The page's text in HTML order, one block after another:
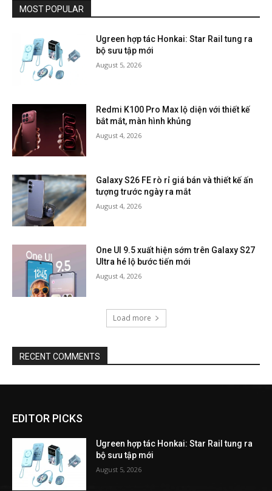
MOST POPULAR
Ugreen hợp tác Honkai: Star Rail tung ra
bộ sưu tập mới
August 5, 2026
Redmi K100 Pro Max lộ diện với thiết kế
bắt mắt, màn hình khủng
August 4, 2026
Galaxy S26 FE rò rỉ giá bán và thiết kế ấn
tượng trước ngày ra mắt
August 4, 2026
One UI 9.5 xuất hiện sớm trên Galaxy S27
Ultra hé lộ bước tiến mới
August 4, 2026
Load more
RECENT COMMENTS
EDITOR PICKS
Ugreen hợp tác Honkai: Star Rail tung ra
bộ sưu tập mới
August 5, 2026